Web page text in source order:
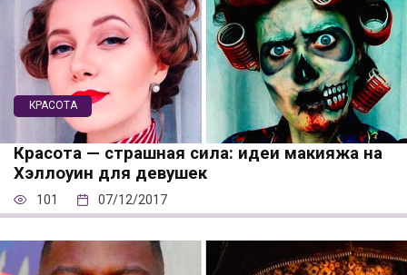
КРАСОТА
Красота — страшная сила: идеи макияжа на
Хэллоуин для девушек
101 07/12/2017